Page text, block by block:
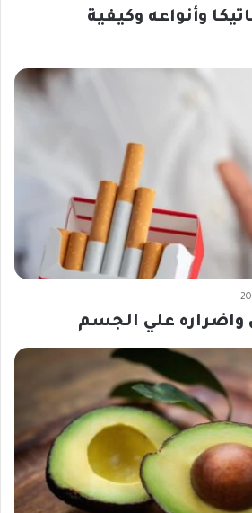
وأنواعه وكيفية
واضراره علي الجسم